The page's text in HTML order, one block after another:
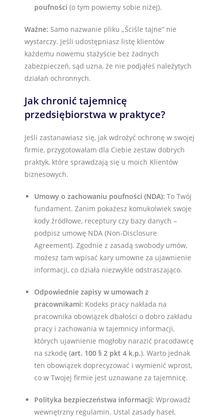
poufności (o tym powiemy sobie niżej).
Ważne: Samo nazwanie pliku „Ściśle tajne” nie
wystarczy. Jeśli udostępniasz listę klientów
każdemu nowemu stażyście bez żadnych
zabezpieczeń, sąd uzna, że nie podjąłeś należytych
działań ochronnych.
Jak chronić tajemnicę
przedsiębiorstwa w praktyce?
Jeśli zastanawiasz się, jak wdrożyć ochronę w swojej
firmie, przygotowałam dla Ciebie zestaw dobrych
praktyk, które sprawdzają się u moich Klientów
biznesowych.
Umowy o zachowaniu poufności (NDA): To Twój
fundament. Zanim pokażesz komukolwiek swoje
kody źródłowe, receptury czy bazy danych –
podpisz umowę NDA (Non-Disclosure
Agreement). Zgodnie z zasadą swobody umów,
możesz tam wpisać kary umowne za ujawnienie
informacji, co działa niezwykle odstraszająco.
Odpowiednie zapisy w umowach z
pracownikami: Kodeks pracy nakłada na
pracownika obowiązek dbałości o dobro zakładu
pracy i zachowania w tajemnicy informacji,
których ujawnienie mogłoby narazić pracodawcę
na szkodę (art. 100 § 2 pkt 4 k.p.). Warto jednak
ten obowiązek doprecyzować i wymienić wprost,
co w Twojej firmie jest uznawane za tajemnicę.
Polityka bezpieczeństwa informacji: Wprowadź
wewnętrzny regulamin. Ustal zasady haseł,